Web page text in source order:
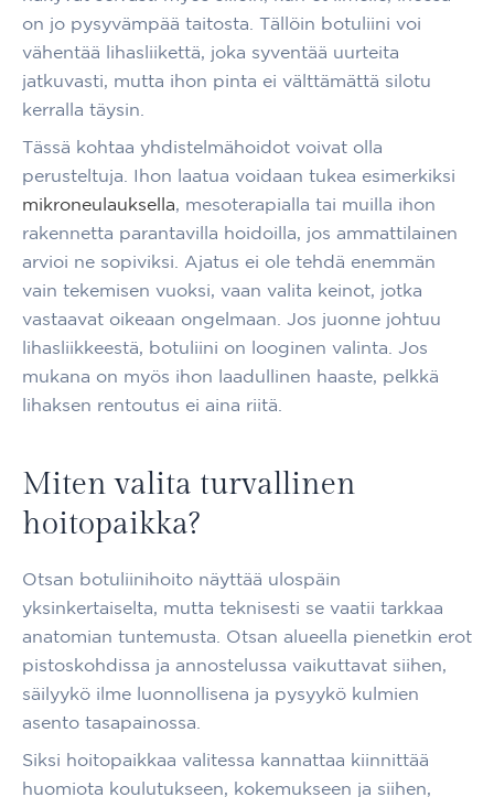
on jo pysyvämpää taitosta. Tällöin botuliini voi
vähentää lihasliikettä, joka syventää uurteita
jatkuvasti, mutta ihon pinta ei välttämättä silotu
kerralla täysin.
Tässä kohtaa yhdistelmähoidot voivat olla
perusteltuja. Ihon laatua voidaan tukea esimerkiksi
mikroneulauksella, mesoterapialla tai muilla ihon
rakennetta parantavilla hoidoilla, jos ammattilainen
arvioi ne sopiviksi. Ajatus ei ole tehdä enemmän
vain tekemisen vuoksi, vaan valita keinot, jotka
vastaavat oikeaan ongelmaan. Jos juonne johtuu
lihasliikkeestä, botuliini on looginen valinta. Jos
mukana on myös ihon laadullinen haaste, pelkkä
lihaksen rentoutus ei aina riitä.
Miten valita turvallinen
hoitopaikka?
Otsan botuliinihoito näyttää ulospäin
yksinkertaiselta, mutta teknisesti se vaatii tarkkaa
anatomian tuntemusta. Otsan alueella pienetkin erot
pistoskohdissa ja annostelussa vaikuttavat siihen,
säilyykö ilme luonnollisena ja pysyykö kulmien
asento tasapainossa.
Siksi hoitopaikkaa valitessa kannattaa kiinnittää
huomiota koulutukseen, kokemukseen ja siihen,